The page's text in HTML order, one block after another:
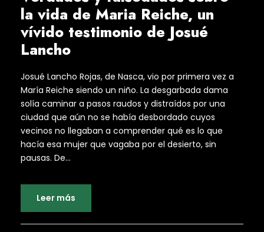
la vida de Maria Reiche, un
vívido testimonio de Josué
Lancho
Josué Lancho Rojas, de Nasca, vio por primera vez a
María Reiche siendo un niño. La desgarbada dama
solía caminar a pasos raudos y distraídos por una
ciudad que aún no se había desbordado cuyos
vecinos no llegaban a comprender qué es lo que
hacía esa mujer que vagaba por el desierto, sin
pausas. De...
Leer más